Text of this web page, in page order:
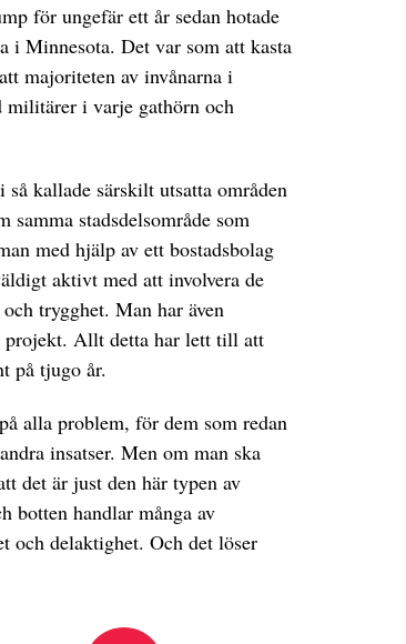
för ungefär ett år sedan hotade
i Minnesota. Det var som att kasta
majoriteten av invånarna i
militärer i varje gathörn och
kallade särskilt utsatta områden
stadsdelsområde som
med hjälp av ett bostadsbolag
aktivt med att involvera de
trygghet. Man har även
projekt. Allt detta har lett till att
på tjugo år.
alla problem, för dem som redan
insatser. Men om man ska
det är just den här typen av
botten handlar många av
och delaktighet. Och det löser